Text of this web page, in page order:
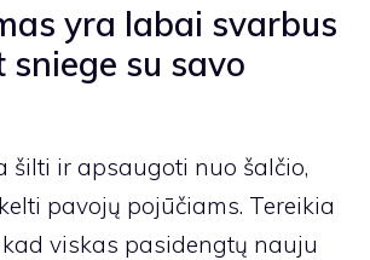
yra labai svarbus
su savo
šilti ir apsaugoti nuo šalčio,
pavojų pojūčiams. Tereikia
kad viskas pasidengtų nauju